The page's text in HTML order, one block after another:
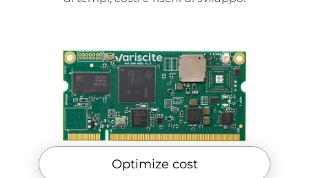
Extend longevity